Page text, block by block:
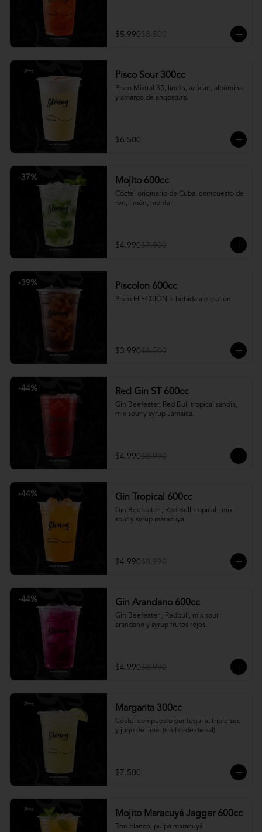
$5.990$8.500
Pisco Sour 300cc
Pisco Mistral 35, limón, azúcar , albúmina
y amargo de angostura.
$6.500
-37% Mojito 600cc
Cóctel originario de Cuba, compuesto de
ron, limón, menta
$4.990$7.900
-39% Piscolon 600cc
Pisco ELECCION + bebida a elección.
$3.990$6.500
-44% Red Gin ST 600cc
Gin Beefeater, Red Bull tropical sandia,
mix sour y syrup Jamaica.
$4.990$8.990
-44% Gin Tropical 600cc
Gin Beefeater , Red Bull tropical , mix
sour y syrup maracuya.
$4.990$8.990
-44% Gin Arandano 600cc
Gin Beefeater , Redbull, mix sour
arandano y syrup frutos rojos.
$4.990$8.990
Margarita 300cc
Cóctel compuesto por tequila, triple sec
y jugo de lima. (sin borde de sal)
$7.500
Mojito Maracuyá Jagger 600cc
Ron blanco, pulpa maracuyá,